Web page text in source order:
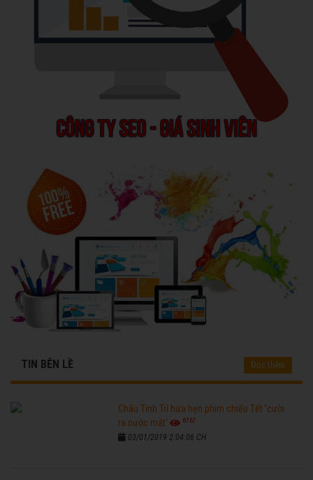
TIN BÊN LỀ Đọc thêm
Châu Tinh Trì hứa hẹn phim chiếu Tết 'cười
ra nước mắt'
6767
03/01/2019 2:04:06 CH